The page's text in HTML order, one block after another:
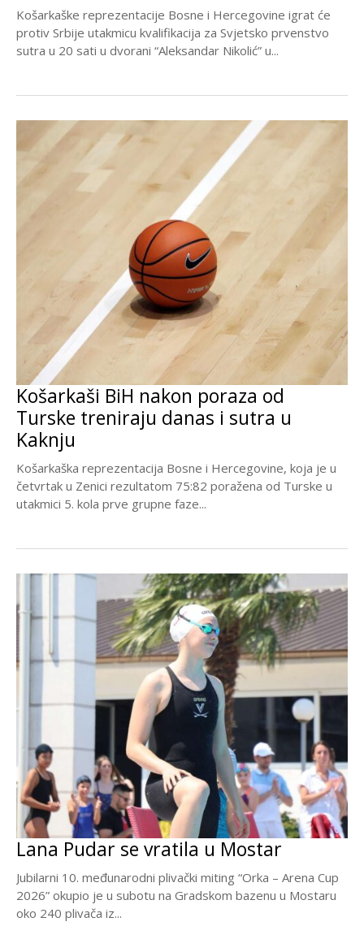
Košarkaške reprezentacije Bosne i Hercegovine igrat će
protiv Srbije utakmicu kvalifikacija za Svjetsko prvenstvo
sutra u 20 sati u dvorani “Aleksandar Nikolić” u...
Košarkaši BiH nakon poraza od
Turske treniraju danas i sutra u
Kaknju
Košarkaška reprezentacija Bosne i Hercegovine, koja je u
četvrtak u Zenici rezultatom 75:82 poražena od Turske u
utakmici 5. kola prve grupne faze...
Lana Pudar se vratila u Mostar
Jubilarni 10. međunarodni plivački miting “Orka – Arena Cup
2026” okupio je u subotu na Gradskom bazenu u Mostaru
oko 240 plivača iz...